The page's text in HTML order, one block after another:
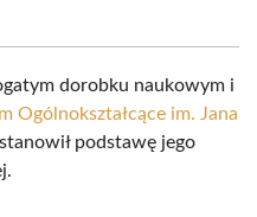
dorobku naukowym i
Ogólnokształcące im. Jana
podstawę jego